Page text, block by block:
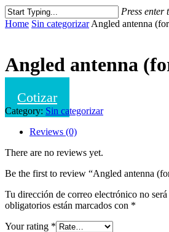
Press enter
Close
Home Sin categorizar Angled antenna
Angled antenna
Cotizar
Category: Sin categorizar
Reviews (0)
There are no reviews yet.
Be the first to review “Angled antenna
Tu dirección de correo electrónico no
obligatorios están marcados con *
Your rating *